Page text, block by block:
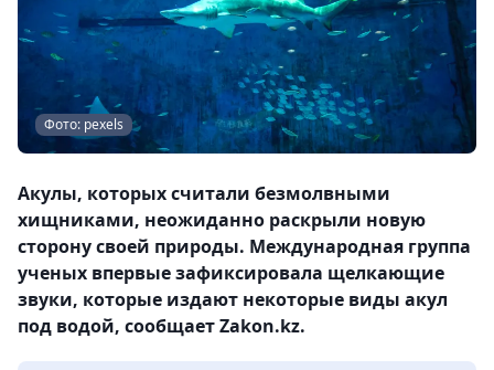
Фото: pexels
Акулы, которых считали безмолвными
хищниками, неожиданно раскрыли новую
сторону своей природы. Международная группа
ученых впервые зафиксировала щелкающие
звуки, которые издают некоторые виды акул
под водой, сообщает Zakon.kz.